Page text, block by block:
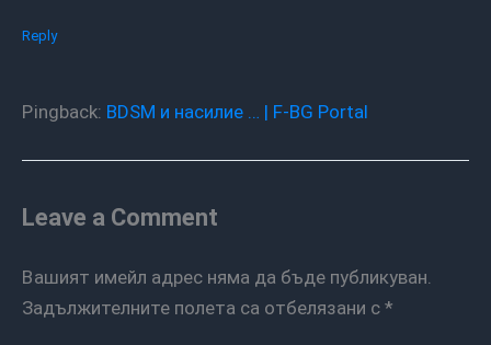
Reply
Pingback: BDSM и насилие … | F-BG Portal
Leave a Comment
Вашият имейл адрес няма да бъде публикуван.
Задължителните полета са отбелязани с *